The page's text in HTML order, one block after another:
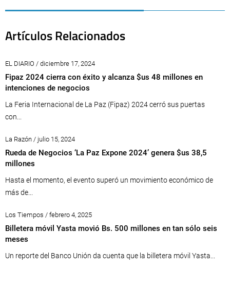
Artículos Relacionados
EL DIARIO / diciembre 17, 2024
Fipaz 2024 cierra con éxito y alcanza $us 48 millones en
intenciones de negocios
La Feria Internacional de La Paz (Fipaz) 2024 cerró sus puertas
con...
La Razón / julio 15, 2024
Rueda de Negocios ‘La Paz Expone 2024’ genera $us 38,5
millones
Hasta el momento, el evento superó un movimiento económico de
más de...
Los Tiempos / febrero 4, 2025
Billetera móvil Yasta movió Bs. 500 millones en tan sólo seis
meses
Un reporte del Banco Unión da cuenta que la billetera móvil Yasta...